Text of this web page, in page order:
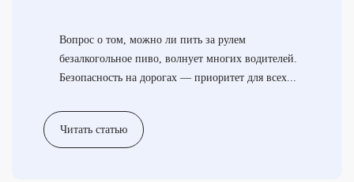
Вопрос о том, можно ли пить за рулем
безалкогольное пиво, волнует многих водителей.
Безопасность на дорогах — приоритет для всех...
Читать статью